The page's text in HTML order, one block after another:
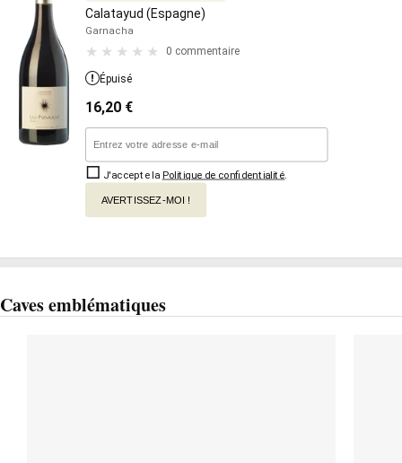
Calatayud (Espagne)
Garnacha
0 commentaire
Épuisé
16,20 €
J'accepte la Politique de confidentialité
AVERTISSEZ-MOI !
Caves emblématiques